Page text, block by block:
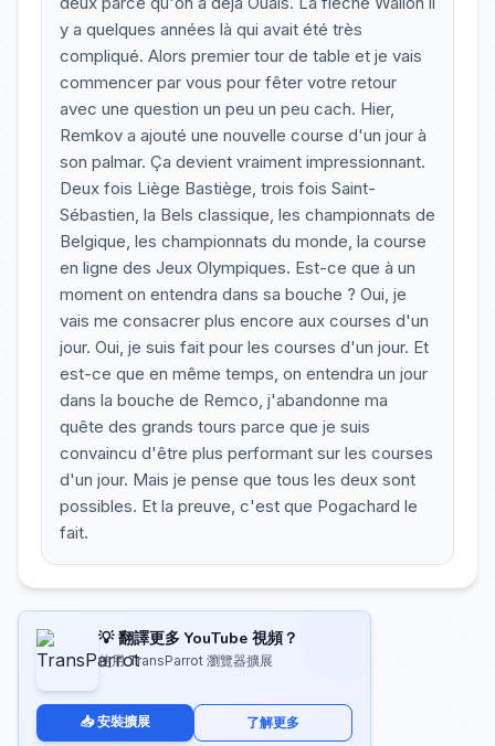
y a quelques années là qui avait été très
compliqué. Alors premier tour de table et je vais
commencer par vous pour fêter votre retour
avec une question un peu un peu cach. Hier,
Remkov a ajouté une nouvelle course d'un jour à
son palmar. Ça devient vraiment impressionnant.
Deux fois Liège Bastiège, trois fois Saint-
Sébastien, la Bels classique, les championnats de
Belgique, les championnats du monde, la course
en ligne des Jeux Olympiques. Est-ce que à un
moment on entendra dans sa bouche ? Oui, je
vais me consacrer plus encore aux courses d'un
jour. Oui, je suis fait pour les courses d'un jour. Et
est-ce que en même temps, on entendra un jour
dans la bouche de Remco, j'abandonne ma
quête des grands tours parce que je suis
convaincu d'être plus performant sur les courses
d'un jour. Mais je pense que tous les deux sont
possibles. Et la preuve, c'est que Pogachard le
fait.
💡 翻譯更多 YouTube 視頻？
使用 TransParrot 瀏覽器擴展
📥 安裝擴展 了解更多